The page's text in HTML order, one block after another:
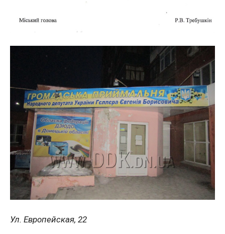
Ул. Европейская, 22